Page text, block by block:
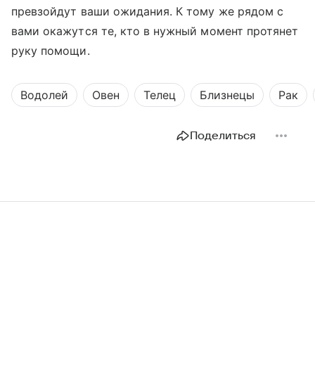
превзойдут ваши ожидания. К тому же рядом с
вами окажутся те, кто в нужный момент протянет
руку помощи.
Водолей Овен Телец Близнецы Рак
Поделиться